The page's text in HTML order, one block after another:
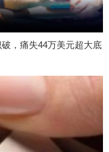
，痛失44万美元超大底